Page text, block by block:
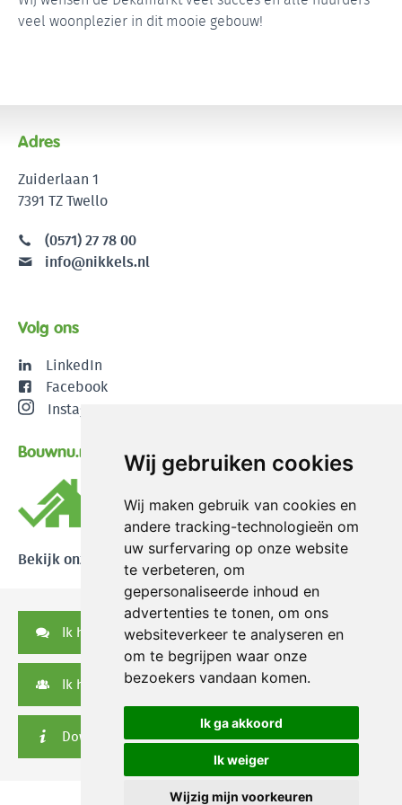
Wij gebruiken cookies
Wij maken gebruik van cookies en
andere tracking-technologieën om
uw surfervaring op onze website
te verbeteren, om
gepersonaliseerde inhoud en
advertenties te tonen, om ons
websiteverkeer te analyseren en
om te begrijpen waar onze
bezoekers vandaan komen.
Ik ga akkoord
Ik weiger
Wijzig mijn voorkeuren
veel woonplezier in dit mooie gebouw!
Adres
Zuiderlaan 1
7391 TZ Twello
(0571) 27 78 00
info@nikkels.nl
Volg ons
LinkedIn
Facebook
Instagram
Bouwnu.nl
Bekijk onze reviews
Ik heb een vraag
Ik heb een serviceverzoek
Downloads